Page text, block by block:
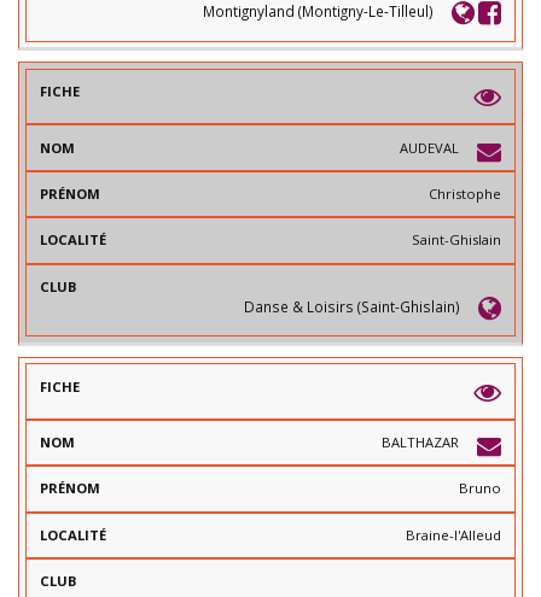
E
)
Montignyland (Montigny-Le-Tilleul)
AUDEVAL
Christophe
Saint-Ghislain
Danse & Loisirs (Saint-Ghislain)
BALTHAZAR
Bruno
Braine-l'Alleud